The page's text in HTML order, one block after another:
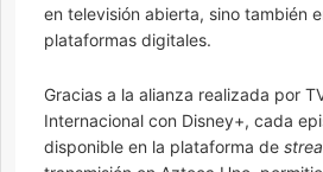
en televisión abierta, sino también
plataformas digitales.
Gracias a la alianza realizada por
Internacional con Disney+, cada
disponible en la plataforma de